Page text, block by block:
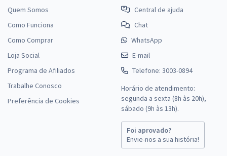
Quem Somos
Como Funciona
Como Comprar
Loja Social
Programa de Afiliados
Trabalhe Conosco
Preferência de Cookies
Central de ajuda
Chat
WhatsApp
E-mail
Telefone: 3003-0894
Horário de atendimento:
segunda a sexta (8h às 20h),
sábado (9h às 13h).
Foi aprovado?
Envie-nos a sua história!